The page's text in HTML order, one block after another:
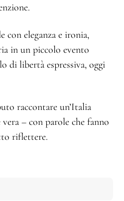
con eleganza e ironia,
in un piccolo evento
di libertà espressiva, oggi
raccontare un’Italia
– con parole che fanno
riflettere.